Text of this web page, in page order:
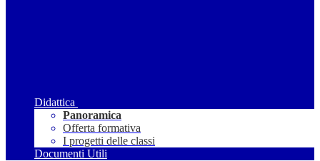
Didattica
Panoramica
Offerta formativa
I progetti delle classi
Documenti Utili